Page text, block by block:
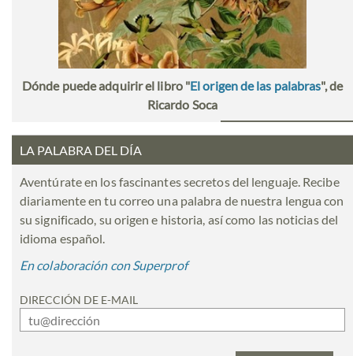
Dónde puede adquirir el libro "El origen de las palabras", de
Ricardo Soca
LA PALABRA DEL DÍA
Aventúrate en los fascinantes secretos del lenguaje. Recibe
diariamente en tu correo una palabra de nuestra lengua con
su significado, su origen e historia, así como las noticias del
idioma español.
En colaboración con Superprof
DIRECCIÓN DE E-MAIL